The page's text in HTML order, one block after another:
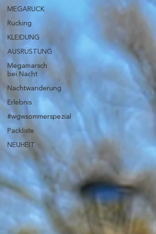
MEGARUCK
Rucking
KLEIDUNG
AUSRÜSTUNG
Megamarsch
bei Nacht
Nachtwanderung
Erlebnis
#wgwsommerspezial
Packliste
NEUHEIT